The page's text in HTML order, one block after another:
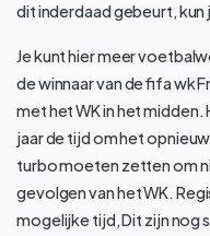
dit inderdaad gebeurt,
Je kunt hier meer
de winnaar van de fifa wk
met het WK in het
jaar de tijd om het
turbo moeten zetten om
gevolgen van het WK.
mogelijke tijd, Dit zijn nog